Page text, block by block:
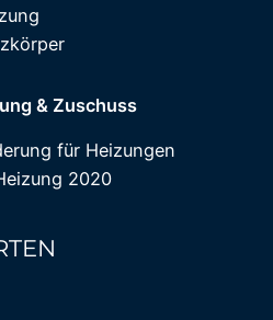
& Zuschuss
für Heizungen
2020